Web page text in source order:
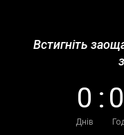
Встигніть
0
Днів
: 0